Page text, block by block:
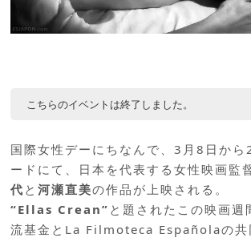
こちらのイベントは終了しました。
国際女性デーにちなんで、3月8日から
ードにて、日本を代表する女性映画監
代 と河瀬直美の作品が上映される。
“Ellas Crean” と題されたこの映画週
流基金とLa Filmoteca Españolaの共